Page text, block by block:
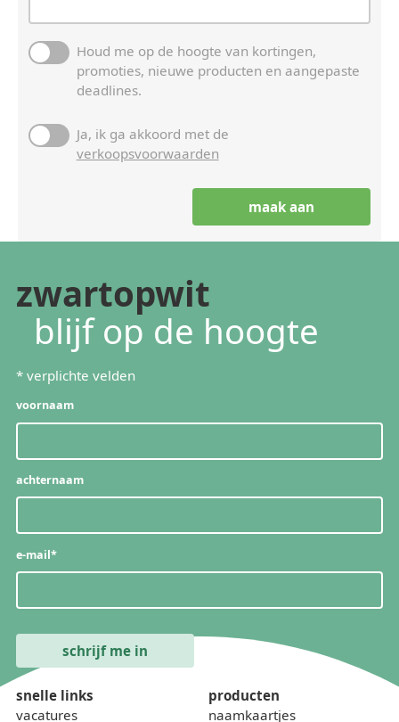
Houd me op de hoogte van kortingen,
promoties, nieuwe producten en aangepaste
deadlines.
Ja, ik ga akkoord met de
verkoopsvoorwaarden
zwartopwit
blijf op de hoogte
* verplichte velden
voornaam
achternaam
e-mail*
snelle links
vacatures
producten
naamkaartjes